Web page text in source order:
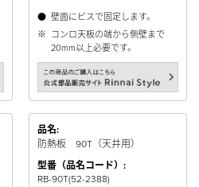
● 壁面にビスで固定します。
※ コンロ天板の端から側壁まで
20mm以上必要です。
品名:
防熱板 90T（天井用）
型番（品名コード）:
RB-90T(52-2388)